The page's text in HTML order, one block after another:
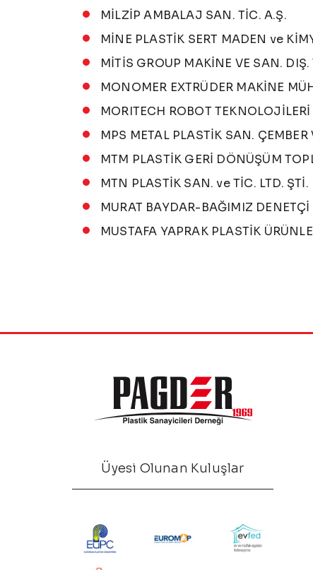
MİLZİP AMBALAJ SAN. TİC. A.Ş.
MİNE PLASTİK SERT MADEN ve
MİTİS GROUP MAKİNE VE SAN. DIŞ.
MONOMER EXTRÜDER MAKİNE
MORITECH ROBOT
MPS METAL PLASTİK SAN. ÇEMBER
MTM PLASTİK GERİ DÖNÜŞÜM
MTN PLASTİK SAN. ve TİC. LTD. ŞTİ.
MURAT BAYDAR-BAĞIMIZ
MUSTAFA YAPRAK PLASTİK
Üyesi Olunan Kuluşlar